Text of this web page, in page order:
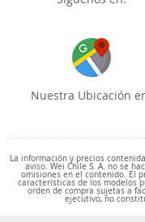
Nuestra Ubicación
La información y precios
aviso. Wei Chile S. A. no se
omisiones en el contenido. El
características de los modelos
orden de compra sujetas a
ejecutivo, no